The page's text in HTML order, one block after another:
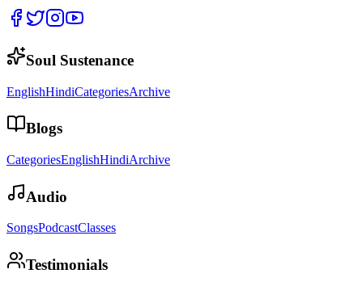
Soul Sustenance
EnglishHindiCategoriesArchive
Blogs
CategoriesEnglishHindiArchive
Audio
SongsPodcastClasses
Testimonials